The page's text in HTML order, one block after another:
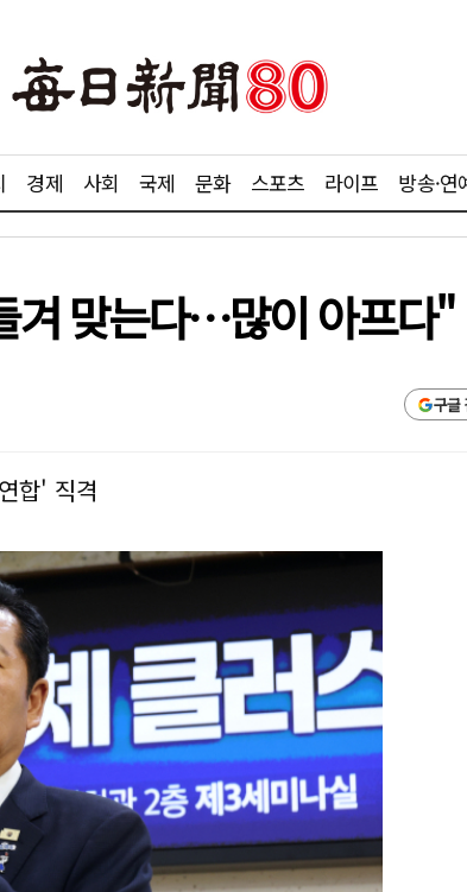
경제 사회 국제 문화 스포츠 라이프 방송·연
겨 맞는다…많이 아프다"
구글
합' 직격